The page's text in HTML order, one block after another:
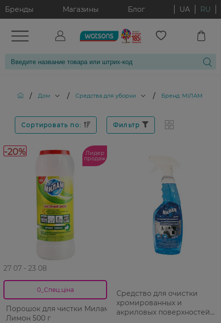
Бренды Магазины Блог UA RU
/ Дом / Средства для уборки / Бренд: МІЛАМ
Сортировать по: Фильтр
-20% Лидер
продаж
27 07 - 23 08
0_Спец.ціна
Порошок для чистки Милам
Лимон 500 г
Средство для очистки
хромированных и
акриловых поверхностей